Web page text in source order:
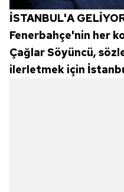
İSTANBUL'A
Fenerbahçe'nin her
Çağlar Söyüncü,
ilerletmek için